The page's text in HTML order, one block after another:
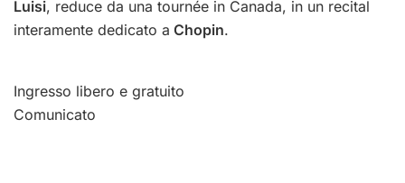
Luisi, reduce da una tournée in Canada, in un recital
interamente dedicato a Chopin.
Ingresso libero e gratuito
Comunicato